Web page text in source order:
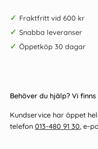
✓ Fraktfritt vid 600 kr
✓ Snabba leveranser
✓ Öppetköp 30 dagar
Behöver du hjälp? Vi finns
Kundservice har öppet
telefon 013-480 91 30, e-